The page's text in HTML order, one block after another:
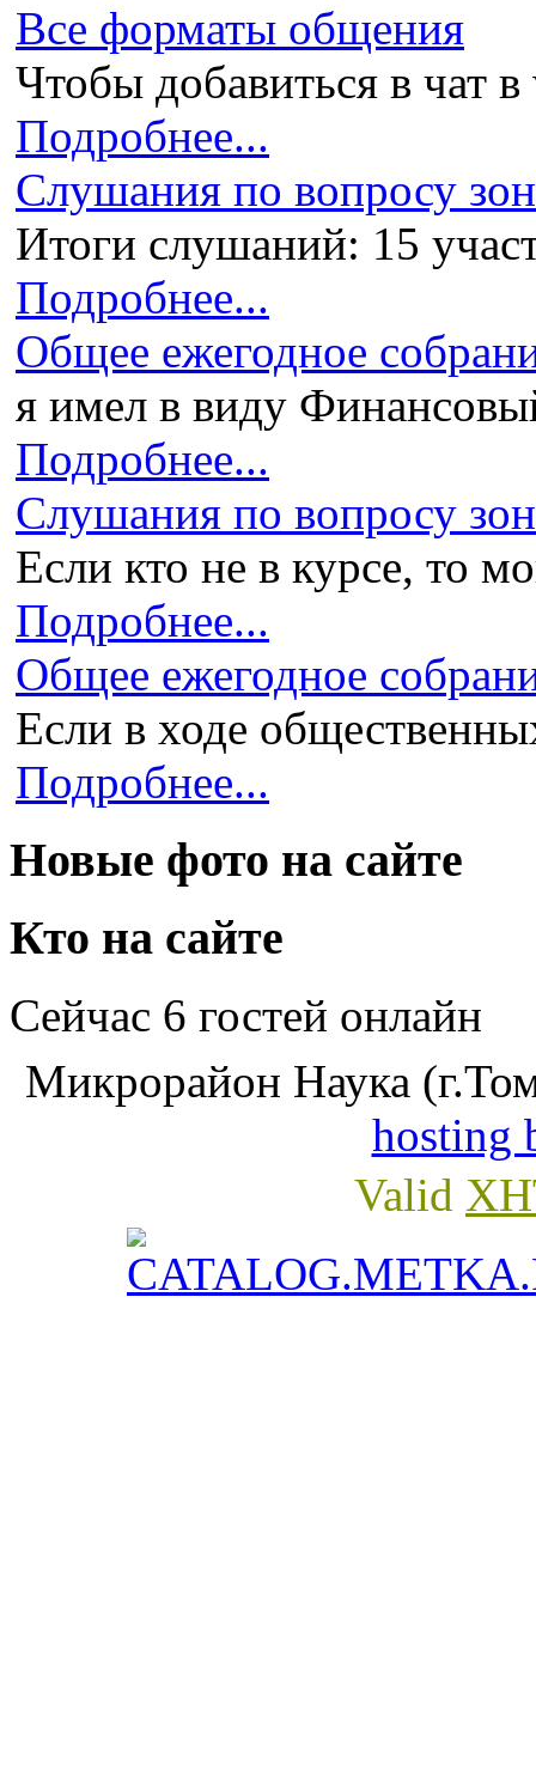
Все форматы общения
Чтобы добавиться в чат
Подробнее...
Слушания по вопросу
Итоги слушаний: 15
Подробнее...
Общее ежегодное
я имел в виду
Подробнее...
Слушания по вопросу
Если кто не в курсе, то
Подробнее...
Общее ежегодное
Если в ходе
Подробнее...
Новые фото на сайте
Кто на сайте
Сейчас 6 гостей онлайн
Микрорайон Наука
hosting
Valid